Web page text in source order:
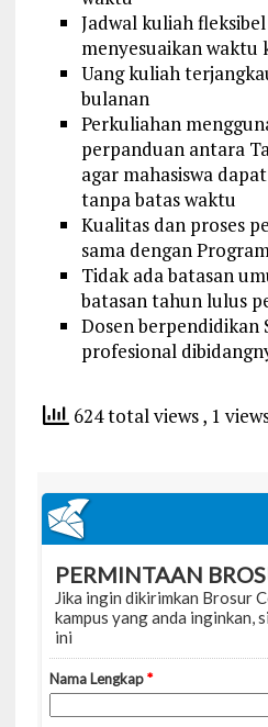
Jadwal kuliah
menyesuaikan waktu
Uang kuliah
bulanan
Perkuliahan
perpanduan antara
agar mahasiswa
tanpa batas waktu
Kualitas dan proses
sama dengan
Tidak ada batasan
batasan tahun lulus
Dosen berpendidikan
profesional
624 total views, 1